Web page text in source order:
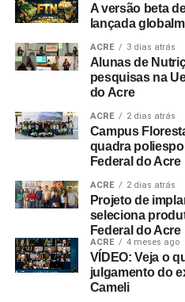
A versão beta
lançada
ACRE 3 dias atrás
Alunas de
pesquisas na
do Acre
ACRE 2 dias atrás
Campus
quadra
Federal do Acre
ACRE 2 dias atrás
Projeto de
seleciona
Federal do Acre
ACRE 4 meses ago
VÍDEO: Veja o
julgamento do
Cameli